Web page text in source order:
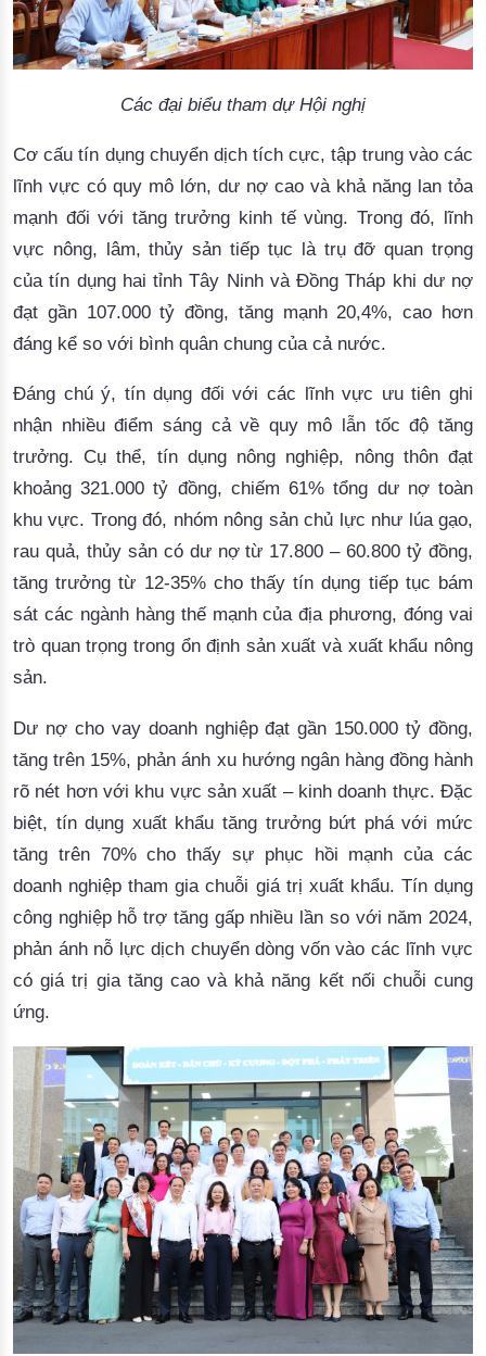
Các đại biểu tham dự Hội nghị
Cơ cấu tín dụng chuyển dịch tích cực, tập trung vào các
lĩnh vực có quy mô lớn, dư nợ cao và khả năng lan tỏa
mạnh đối với tăng trưởng kinh tế vùng. Trong đó, lĩnh
vực nông, lâm, thủy sản tiếp tục là trụ đỡ quan trọng
của tín dụng hai tỉnh Tây Ninh và Đồng Tháp khi dư nợ
đạt gần 107.000 tỷ đồng, tăng mạnh 20,4%, cao hơn
đáng kể so với bình quân chung của cả nước.
Đáng chú ý, tín dụng đối với các lĩnh vực ưu tiên ghi
nhận nhiều điểm sáng cả về quy mô lẫn tốc độ tăng
trưởng. Cụ thể, tín dụng nông nghiệp, nông thôn đạt
khoảng 321.000 tỷ đồng, chiếm 61% tổng dư nợ toàn
khu vực. Trong đó, nhóm nông sản chủ lực như lúa gạo,
rau quả, thủy sản có dư nợ từ 17.800 – 60.800 tỷ đồng,
tăng trưởng từ 12-35% cho thấy tín dụng tiếp tục bám
sát các ngành hàng thế mạnh của địa phương, đóng vai
trò quan trọng trong ổn định sản xuất và xuất khẩu nông
sản.
Dư nợ cho vay doanh nghiệp đạt gần 150.000 tỷ đồng,
tăng trên 15%, phản ánh xu hướng ngân hàng đồng hành
rõ nét hơn với khu vực sản xuất – kinh doanh thực. Đặc
biệt, tín dụng xuất khẩu tăng trưởng bứt phá với mức
tăng trên 70% cho thấy sự phục hồi mạnh của các
doanh nghiệp tham gia chuỗi giá trị xuất khẩu. Tín dụng
công nghiệp hỗ trợ tăng gấp nhiều lần so với năm 2024,
phản ánh nỗ lực dịch chuyển dòng vốn vào các lĩnh vực
có giá trị gia tăng cao và khả năng kết nối chuỗi cung
ứng.